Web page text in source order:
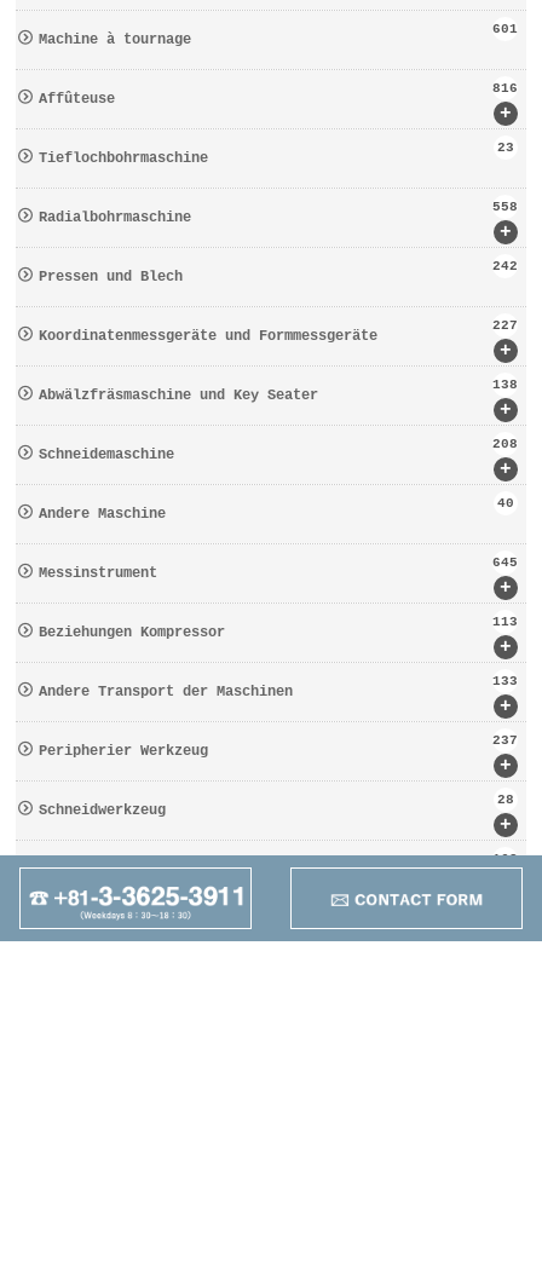
Machine à tournage
601
+
Affûteuse
816
Tieflochbohrmaschine
23
+
Radialbohrmaschine
558
Pressen und Blech
242
+
Koordinatenmessgeräte und Formmessgeräte
227
+
Abwälzfräsmaschine und Key Seater
138
+
Schneidemaschine
208
Andere Maschine
40
+
Messinstrument
645
+
Beziehungen Kompressor
113
+
Andere Transport der Maschinen
133
+
Peripherier Werkzeug
237
+
Schneidwerkzeug
28
Werkzeugbezogen
162
+
Anders